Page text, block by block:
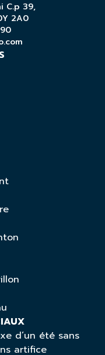
C.p 39,
2A0
d’un été sans
artifice